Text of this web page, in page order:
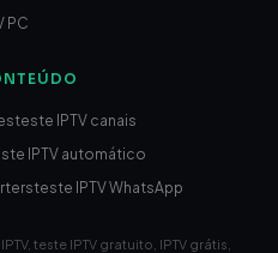
PC
teste IPTV canais
IPTV automático
teste IPTV WhatsApp
teste IPTV gratuito, IPTV grátis,